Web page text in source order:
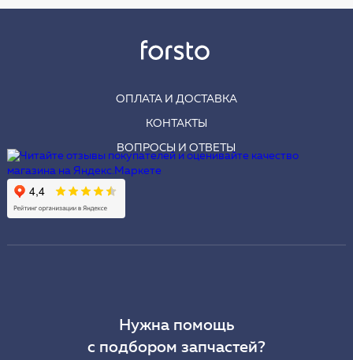
ОПЛАТА И ДОСТАВКА
КОНТАКТЫ
ВОПРОСЫ И ОТВЕТЫ
Нужна помощь
с подбором запчастей?